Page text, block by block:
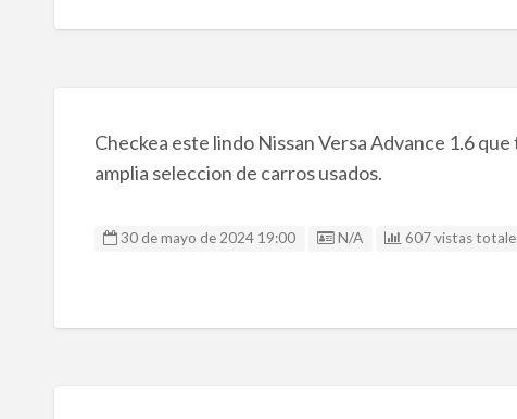
Checkea este lindo Nissan Versa Advance 1.6
amplia seleccion de carros usados.
30 de mayo de 2024 19:00 Listing ID
N/A 607 vistas